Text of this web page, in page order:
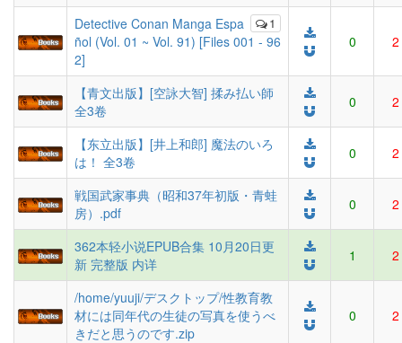
1
Detective Conan Manga Espa
ñol (Vol. 01 ~ Vol. 91) [Files 001 - 96
2]
0 2
【青文出版】[空詠大智] 揉み払い師
全3卷
0 2
【东立出版】[井上和郎] 魔法のいろ
は！ 全3卷
0 2
戦国武家事典（昭和37年初版・青蛙
房）.pdf
0 2
362本轻小说EPUB合集 10月20日更
新 完整版 内详
1 2
/home/yuuji/デスクトップ/性教育教
材には同年代の生徒の写真を使うべ
きだと思うのです.zip
0 2